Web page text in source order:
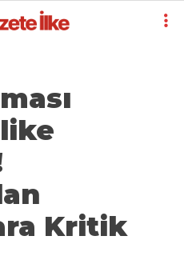
Kritik